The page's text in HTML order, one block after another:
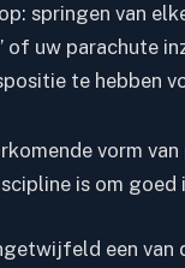
: springen van
of uw parachute
te hebben
vorm
is om
een van